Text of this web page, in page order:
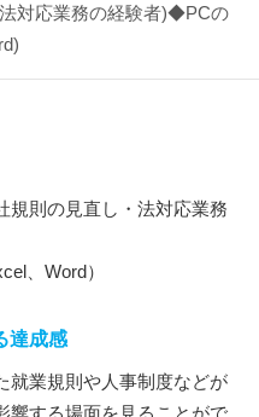
対応業務の経験者)◆PCの
則の見直し・法対応業務
、Word）
達成感
就業規則や人事制度などが
響する場面を見ることがで